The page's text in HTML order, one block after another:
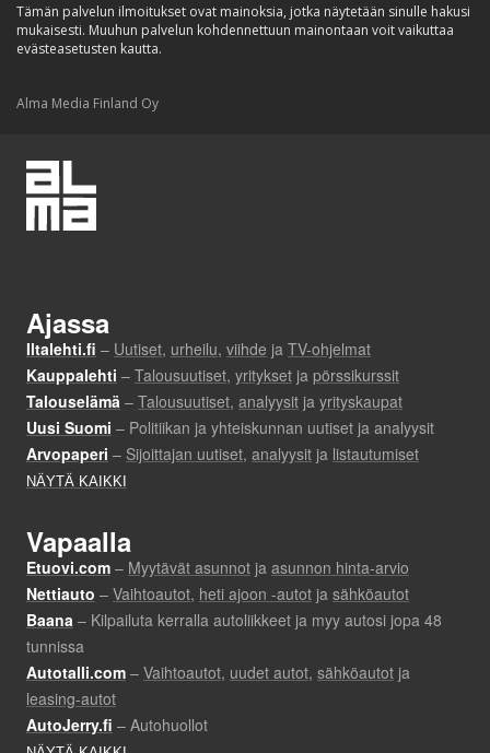
Tämän palvelun ilmoitukset ovat mainoksia, jotka näytetään sinulle hakusi
mukaisesti. Muuhun palvelun kohdennettuun mainontaan voit vaikuttaa
evästeasetusten kautta.
Alma Media Finland Oy